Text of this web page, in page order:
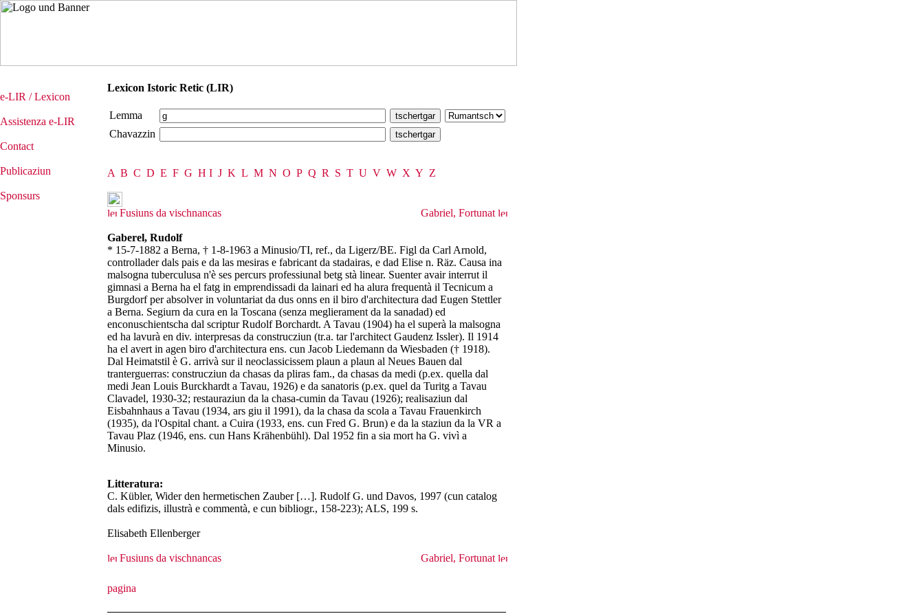
e-LIR / Lexicon
Assistenza e-LIR
Contact
Publicaziun
Sponsurs
Lexicon Istoric Retic (LIR)
Lemma
Chavazzin
A B C D E F G H I J K L M N O P Q R S T U V W X Y Z
Fusiuns da vischnancas Gabriel, Fortunat
Gaberel, Rudolf
* 15-7-1882 a Berna, † 1-8-1963 a Minusio/TI, ref., da Ligerz/BE. Figl da Carl Arnold,
controllader dals pais e da las mesiras e fabricant da stadairas, e dad Elise n. Räz. Causa ina
malsogna tuberculusa n'è ses percurs professiunal betg stà linear. Suenter avair interrut il
gimnasi a Berna ha el fatg in emprendissadi da lainari ed ha alura frequentà il Tecnicum a
Burgdorf per absolver in voluntariat da dus onns en il biro d'architectura dad Eugen Stettler
a Berna. Segiurn da cura en la Toscana (senza meglierament da la sanadad) ed
enconuschientscha dal scriptur Rudolf Borchardt. A Tavau (1904) ha el superà la malsogna
ed ha lavurà en div. interpresas da construcziun (tr.a. tar l'architect Gaudenz Issler). Il 1914
ha el avert in agen biro d'architectura ens. cun Jacob Liedemann da Wiesbaden († 1918).
Dal Heimatstil è G. arrivà sur il neoclassicissem plaun a plaun al Neues Bauen dal
tranterguerras: construcziun da chasas da pliras fam., da chasas da medi (p.ex. quella dal
medi Jean Louis Burckhardt a Tavau, 1926) e da sanatoris (p.ex. quel da Turitg a Tavau
Clavadel, 1930-32; restauraziun da la chasa-cumin da Tavau (1926); realisaziun dal
Eisbahnhaus a Tavau (1934, ars giu il 1991), da la chasa da scola a Tavau Frauenkirch
(1935), da l'Ospital chant. a Cuira (1933, ens. cun Fred G. Brun) e da la staziun da la VR a
Tavau Plaz (1946, ens. cun Hans Krähenbühl). Dal 1952 fin a sia mort ha G. vivì a
Minusio.
Litteratura:
C. Kübler, Wider den hermetischen Zauber […]. Rudolf G. und Davos, 1997 (cun catalog
dals edifizis, illustrà e commentà, e cun bibliogr., 158-223); ALS, 199 s.
Elisabeth Ellenberger
Fusiuns da vischnancas Gabriel, Fortunat